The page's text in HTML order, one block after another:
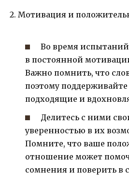
2. Мотивация и
Во время
в постоянной
Важно помнить, что
поэтому
подходящие и
Делитесь с ними
уверенностью в их
Помните, что ваше
отношение может
сомнения и поверить в